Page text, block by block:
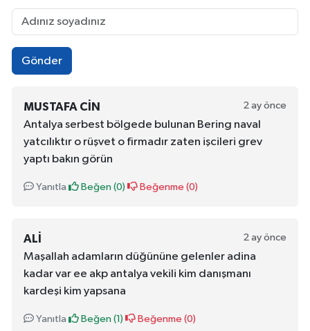
Gönder
MUSTAFA CIN 2 ay önce
Antalya serbest bölgede bulunan Bering naval
yatcılıktır o rüşvet o firmadır zaten işcileri grev
yaptı bakın görün
Yanıtla Beğen (0) Beğenme (0)
ALI 2 ay önce
Maşallah adamların düğününe gelenler adina
kadar var ee akp antalya vekili kim danışmanı
kardeşi kim yapsana
Yanıtla Beğen (1 ) Beğenme (0)